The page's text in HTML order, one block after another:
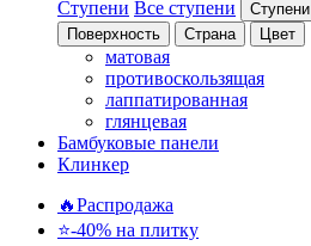
Ступени Все ступени Ступени
Поверхность Страна Цвет
матовая
противоскользящая
лаппатированная
глянцевая
Бамбуковые панели
Клинкер
🔥Распродажа
⭐-40% на плитку